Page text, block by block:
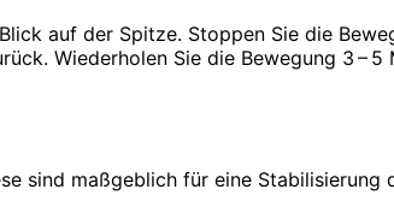
auf der Spitze. Stoppen Sie die
Wiederholen Sie die Bewegung 3 –
sind maßgeblich für eine